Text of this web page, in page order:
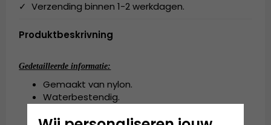
✓ Verzending binnen 1-2 werkdagen.
Produktbeskrivning
Gedetailleerde informatie:
Gemaakt van nylon.
Waterbestendig.